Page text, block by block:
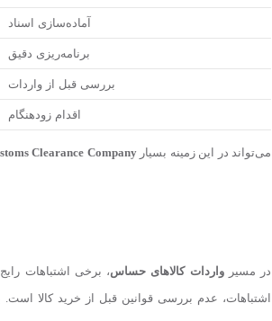
آماده‌سازی اسناد
برنامه‌ریزی دقیق
بررسی قبل از واردات
اقدام زودهنگام
Clearance Companyمی‌تواند در این زمینه بسیار
در مسیرواردات کالاهای حساس، برخی اشتباهات
اشتباهات، عدم بررسی قوانین قبل از خرید کالا است.